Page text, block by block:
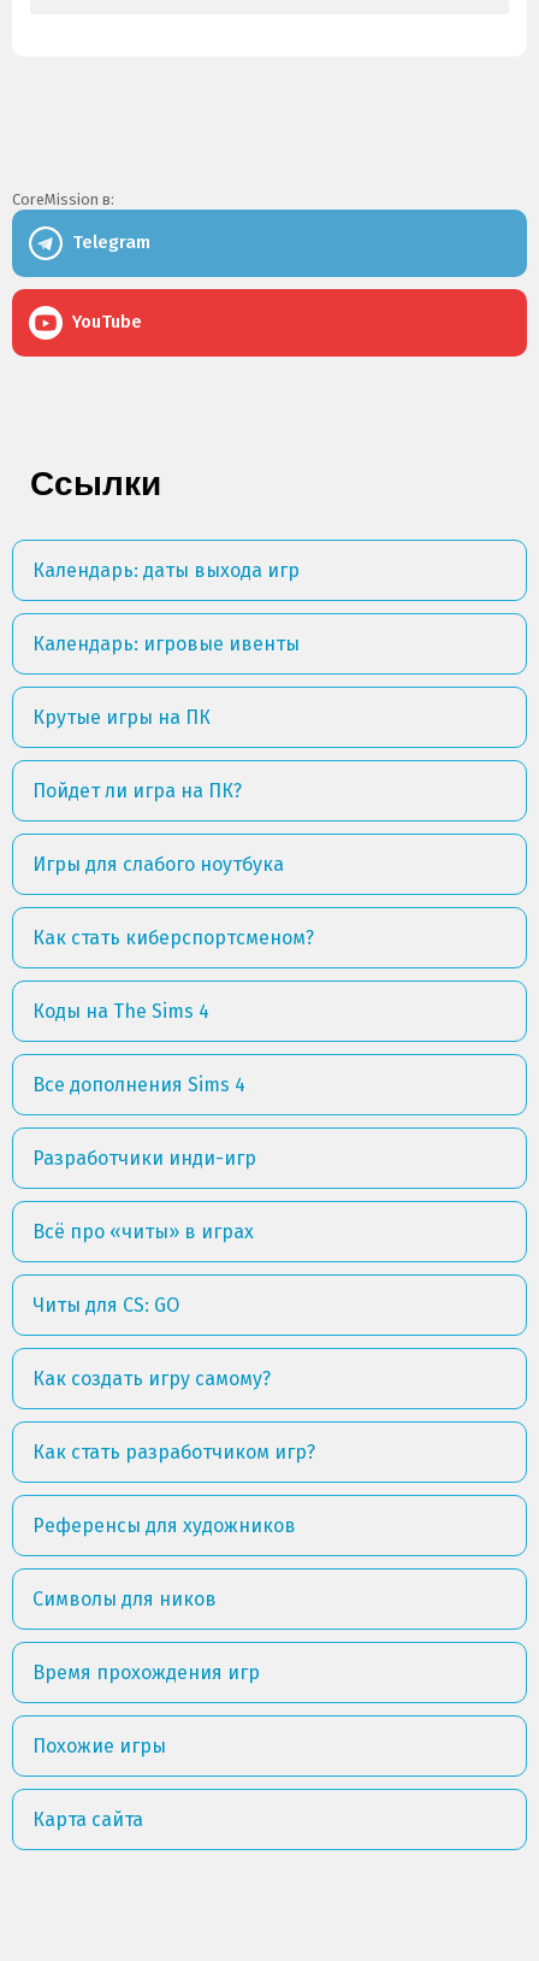
CoreMission в:
Telegram
YouTube
Ссылки
Календарь: даты выхода игр
Календарь: игровые ивенты
Крутые игры на ПК
Пойдет ли игра на ПК?
Игры для слабого ноутбука
Как стать киберспортсменом?
Коды на The Sims 4
Все дополнения Sims 4
Разработчики инди-игр
Всё про «читы» в играх
Читы для CS: GO
Как создать игру самому?
Как стать разработчиком игр?
Референсы для художников
Символы для ников
Время прохождения игр
Похожие игры
Карта сайта